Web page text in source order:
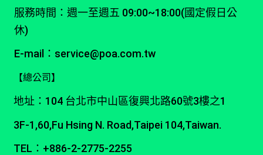
服務時間：週一至週五 09:00~18:00(國定假日公
休)
E-mail：service@poa.com.tw
【總公司】
地址：104 台北市中山區復興北路60號3樓之1
3F-1,60,Fu Hsing N. Road,Taipei 104,Taiwan.
TEL：+886-2-2775-2255